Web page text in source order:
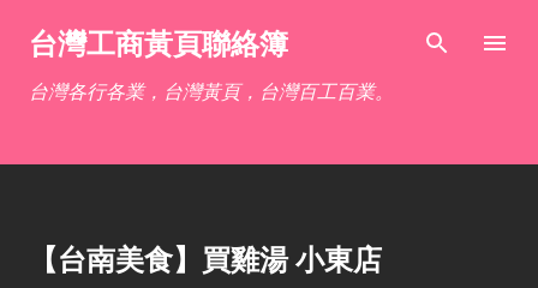
跳到主要內容
台灣工商黃頁聯絡簿
台灣各行各業，台灣黃頁，台灣百工百業。
【台南美食】買雞湯 小東店